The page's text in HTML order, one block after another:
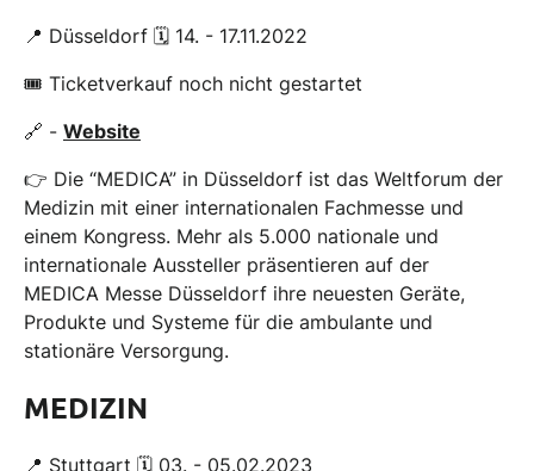
📍 Düsseldorf 🗓 14. - 17.11.2022
🎟 Ticketverkauf noch nicht gestartet
🔗 - Website
👉 Die “MEDICA” in Düsseldorf ist das Weltforum der
Medizin mit einer internationalen Fachmesse und
einem Kongress. Mehr als 5.000 nationale und
internationale Aussteller präsentieren auf der
MEDICA Messe Düsseldorf ihre neuesten Geräte,
Produkte und Systeme für die ambulante und
stationäre Versorgung.
MEDIZIN
📍 Stuttgart 🗓 03. - 05.02.2023